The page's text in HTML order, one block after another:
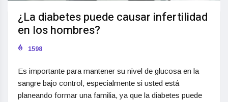
¿La diabetes puede causar infertilidad
en los hombres?
1598
Es importante para mantener su nivel de glucosa en la
sangre bajo control, especialmente si usted está
planeando formar una familia, ya que la diabetes puede